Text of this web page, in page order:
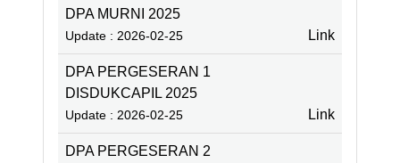
DPA MURNI 2025
Update : 2026-02-25 Link
DPA PERGESERAN 1
DISDUKCAPIL 2025
Update : 2026-02-25 Link
DPA PERGESERAN 2